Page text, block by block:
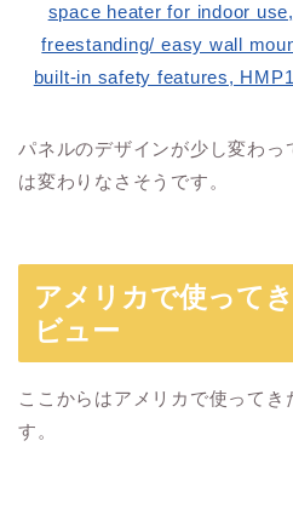
space heater for indoor
freestanding/ easy wall
built-in safety features,
パネルのデザインが少し変わ
は変わりなさそうです。
アメリカで使って
ビュー
ここからはアメリカで使って
す。